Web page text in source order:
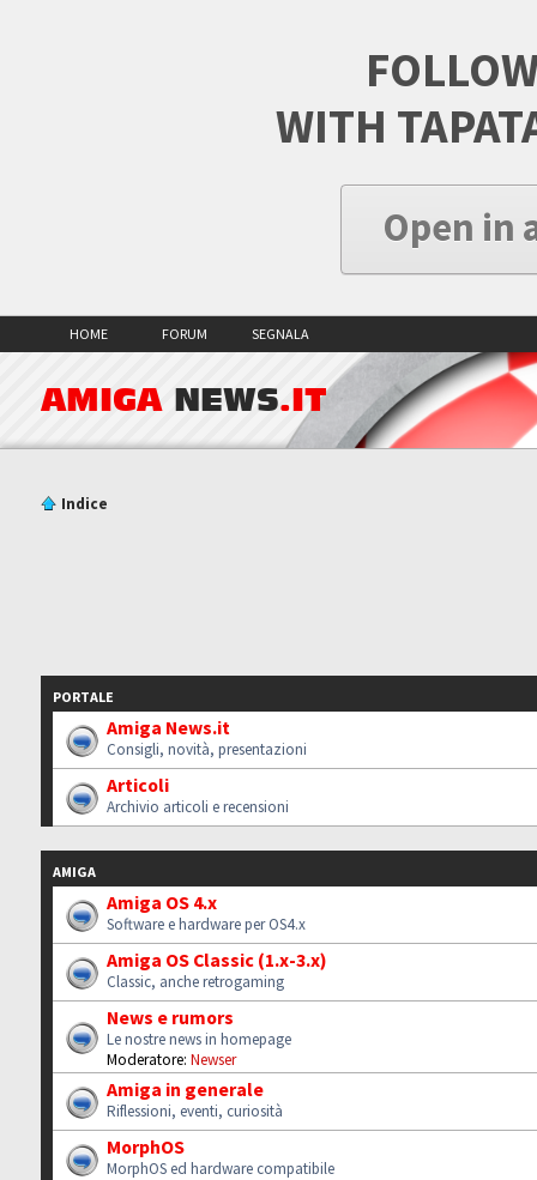
WITH
Open in
HOME FORUM SEGNALA
AMIGA NEWS.IT
Indice
PORTALE
Amiga News.it
Consigli, novità, presentazioni
Articoli
Archivio articoli e recensioni
AMIGA
Amiga OS 4.x
Software e hardware per OS4.x
Amiga OS Classic (1.x-3.x)
Classic, anche retrogaming
News e rumors
Le nostre news in homepage
Moderatore: Newser
Amiga in generale
Riflessioni, eventi, curiosità
MorphOS
MorphOS ed hardware compatibile